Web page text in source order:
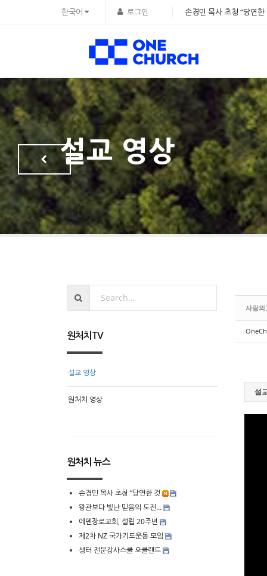
한국어 로그인 손경민 목사 초청 “당연
설교 영상
사랑의
설
원처치TV
설교 영상
원처치 영상
원처치 뉴스
손경민 목사 초청 “당연한 것
왕관보다 빛난 믿음의 도전…
에덴장로교회, 설립 20주년
제2차 NZ 국가기도운동 모임
생터 전문강사스쿨 오클랜드
Sketchbook5, 스케치북5